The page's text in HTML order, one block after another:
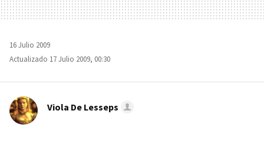
16 Julio 2009
Actualizado 17 Julio 2009, 00:30
Viola De Lesseps